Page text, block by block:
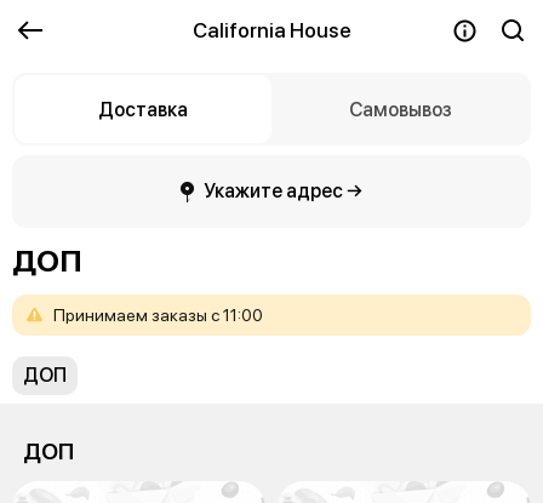
California House
Доставка Самовывоз
Укажите адрес →
ДОП
Принимаем заказы с11:00
ДОП
ДОП